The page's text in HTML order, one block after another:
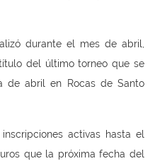
durante el mes de abril,
del último torneo que se
de abril en Rocas de Santo
activas hasta el
que la próxima fecha del